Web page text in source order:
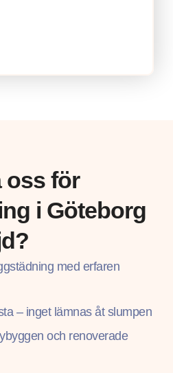
oss för
i Göteborg
med erfaren
– inget lämnas åt slumpen
och renoverade